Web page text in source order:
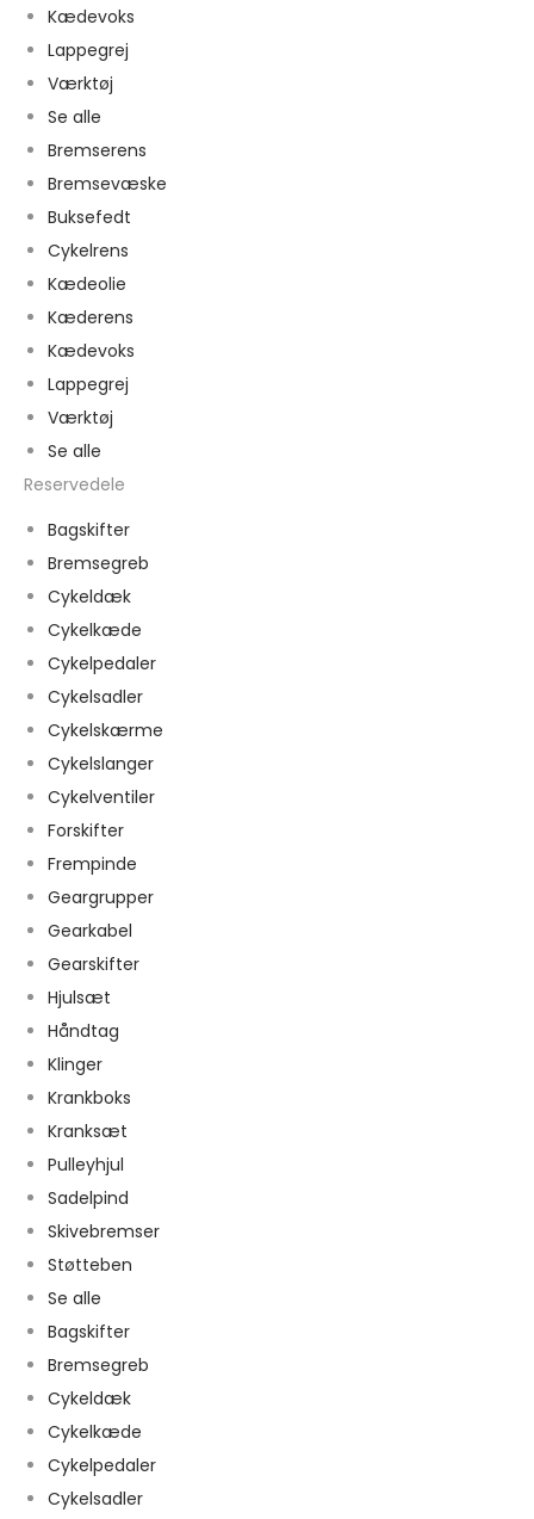
Kædevoks
Lappegrej
Værktøj
Se alle
Bremserens
Bremsevæske
Buksefedt
Cykelrens
Kædeolie
Kæderens
Kædevoks
Lappegrej
Værktøj
Se alle
Reservedele
Bagskifter
Bremsegreb
Cykeldæk
Cykelkæde
Cykelpedaler
Cykelsadler
Cykelskærme
Cykelslanger
Cykelventiler
Forskifter
Frempinde
Geargrupper
Gearkabel
Gearskifter
Hjulsæt
Håndtag
Klinger
Krankboks
Kranksæt
Pulleyhjul
Sadelpind
Skivebremser
Støtteben
Se alle
Bagskifter
Bremsegreb
Cykeldæk
Cykelkæde
Cykelpedaler
Cykelsadler